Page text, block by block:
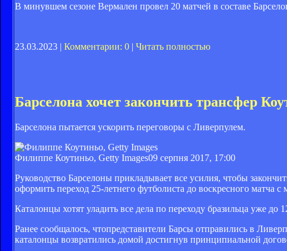
В минувшем сезоне Вермален провел 20 матчей в составе
23.03.2023 | Комментарии: 0 | Читать полностью
Барселона хочет закончить трансфер
Барселона пытается ускорить переговоры с Ливерпулем.
Филиппе Коутиньо, Getty Images09 серпня 2017, 17:00
Руководство Барселоны прикладывает все усилия, чтобы
оформить переход 25-летнего футболиста до воскресного матча
Каталонцы хотят уладить все дела по переходу бразильца уже до
Ранее сообщалось, чтопредставители Барсы отправились в
каталонцы возвратились домой достигнув принципиальной